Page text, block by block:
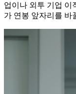
업이나 외투 기업 이
가 연봉 앞자리를 바